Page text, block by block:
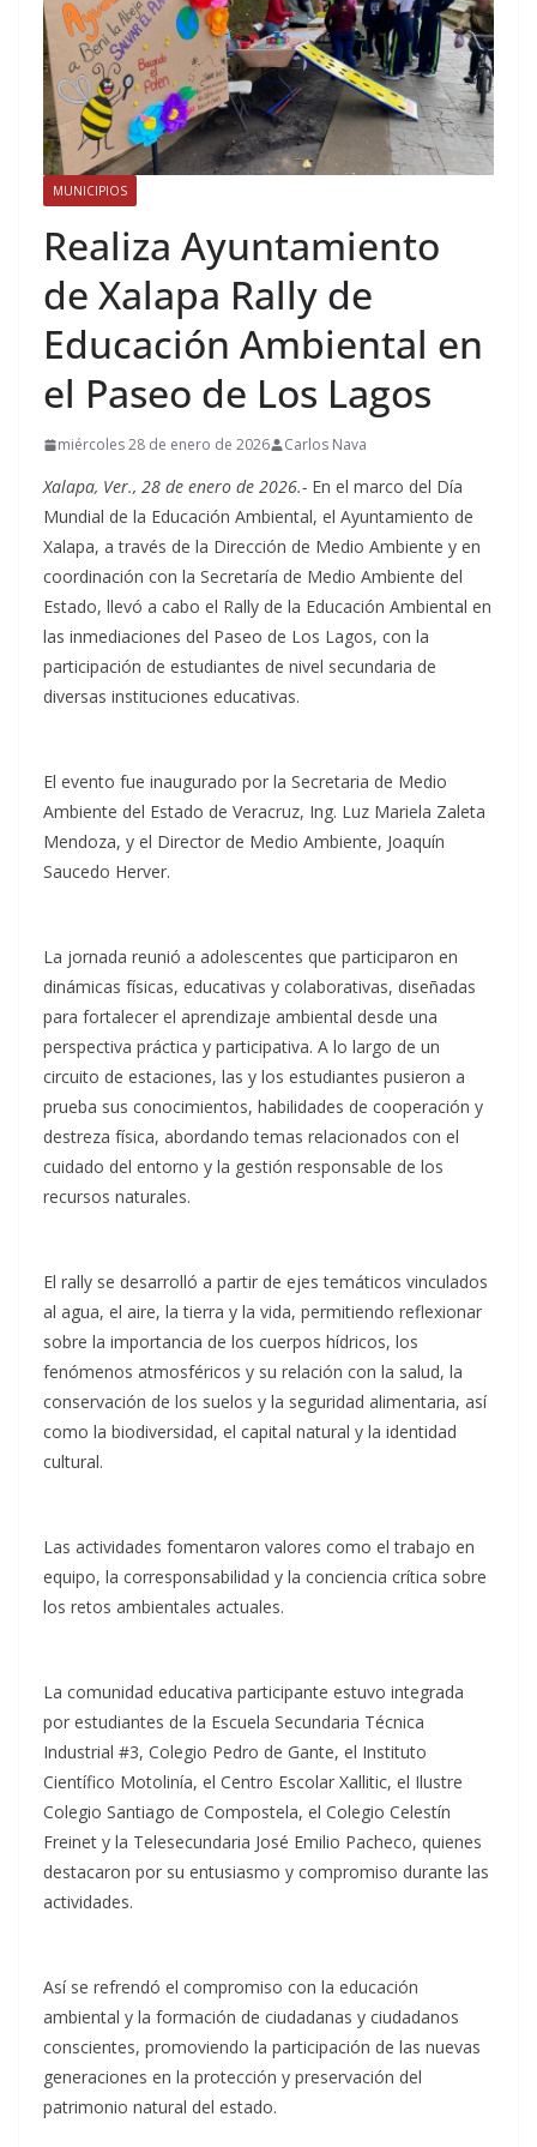
MUNICIPIOS
Realiza Ayuntamiento
de Xalapa Rally de
Educación Ambiental en
el Paseo de Los Lagos
miércoles 28 de enero de 2026 Carlos Nava
Xalapa, Ver., 28 de enero de 2026.- En el marco del Día
Mundial de la Educación Ambiental, el Ayuntamiento de
Xalapa, a través de la Dirección de Medio Ambiente y en
coordinación con la Secretaría de Medio Ambiente del
Estado, llevó a cabo el Rally de la Educación Ambiental en
las inmediaciones del Paseo de Los Lagos, con la
participación de estudiantes de nivel secundaria de
diversas instituciones educativas.
El evento fue inaugurado por la Secretaria de Medio
Ambiente del Estado de Veracruz, Ing. Luz Mariela Zaleta
Mendoza, y el Director de Medio Ambiente, Joaquín
Saucedo Herver.
La jornada reunió a adolescentes que participaron en
dinámicas físicas, educativas y colaborativas, diseñadas
para fortalecer el aprendizaje ambiental desde una
perspectiva práctica y participativa. A lo largo de un
circuito de estaciones, las y los estudiantes pusieron a
prueba sus conocimientos, habilidades de cooperación y
destreza física, abordando temas relacionados con el
cuidado del entorno y la gestión responsable de los
recursos naturales.
El rally se desarrolló a partir de ejes temáticos vinculados
al agua, el aire, la tierra y la vida, permitiendo reflexionar
sobre la importancia de los cuerpos hídricos, los
fenómenos atmosféricos y su relación con la salud, la
conservación de los suelos y la seguridad alimentaria, así
como la biodiversidad, el capital natural y la identidad
cultural.
Las actividades fomentaron valores como el trabajo en
equipo, la corresponsabilidad y la conciencia crítica sobre
los retos ambientales actuales.
La comunidad educativa participante estuvo integrada
por estudiantes de la Escuela Secundaria Técnica
Industrial #3, Colegio Pedro de Gante, el Instituto
Científico Motolinía, el Centro Escolar Xallitic, el Ilustre
Colegio Santiago de Compostela, el Colegio Celestín
Freinet y la Telesecundaria José Emilio Pacheco, quienes
destacaron por su entusiasmo y compromiso durante las
actividades.
Así se refrendó el compromiso con la educación
ambiental y la formación de ciudadanas y ciudadanos
conscientes, promoviendo la participación de las nuevas
generaciones en la protección y preservación del
patrimonio natural del estado.